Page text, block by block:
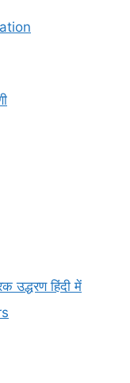
हिंदी में